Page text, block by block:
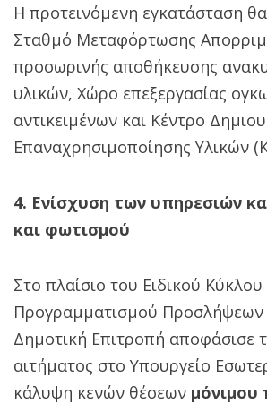
Η προτεινόμενη εγκατάσταση
Σταθμό Μεταφόρτωσης
προσωρινής αποθήκευσης
υλικών, Χώρο επεξεργασίας
αντικειμένων και Κέντρο
Επαναχρησιμοποίησης Υλικών
4. Ενίσχυση των υπηρεσιών
και φωτισμού
Στο πλαίσιο του Ειδικού Κύκλου
Προγραμματισμού Προσλήψεων
Δημοτική Επιτροπή αποφάσισε
αιτήματος στο Υπουργείο
κάλυψη κενών θέσεων